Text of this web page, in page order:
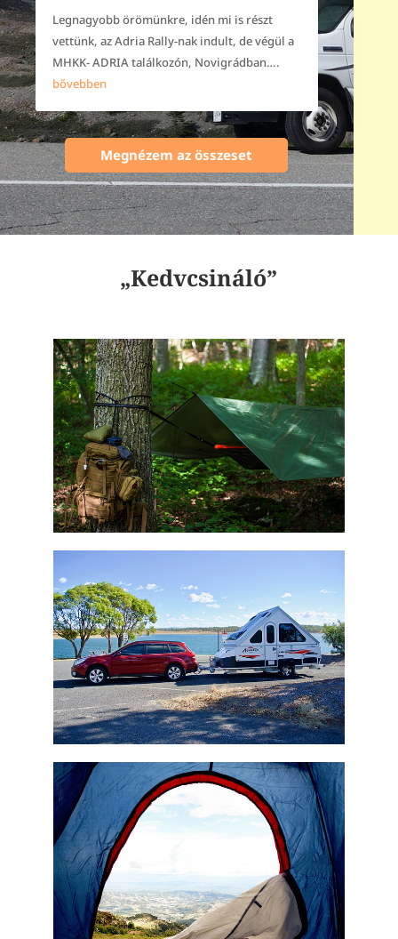
Legnagyobb örömünkre, idén mi is részt
vettünk, az Adria Rally-nak indult, de végül a
MHKK- ADRIA találkozón, Novigrádban….
bővebben
Megnézem az összeset
„Kedvcsináló”